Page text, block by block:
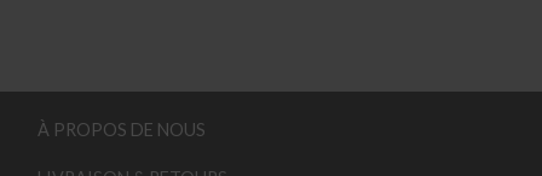
À PROPOS DE NOUS